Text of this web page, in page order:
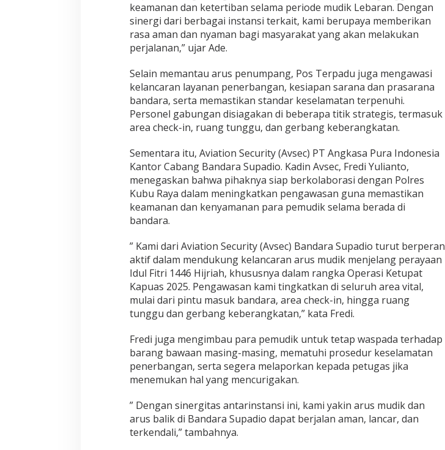
m
a
n
a
n
keamanan dan ketertiban selama periode mudik Lebaran. Dengan
sinergi dari berbagai instansi terkait, kami berupaya memberikan
rasa aman dan nyaman bagi masyarakat yang akan melakukan
perjalanan,” ujar Ade.
Selain memantau arus penumpang, Pos Terpadu juga mengawasi
kelancaran layanan penerbangan, kesiapan sarana dan prasarana
bandara, serta memastikan standar keselamatan terpenuhi.
Personel gabungan disiagakan di beberapa titik strategis, termasuk
area check-in, ruang tunggu, dan gerbang keberangkatan.
Sementara itu, Aviation Security (Avsec) PT Angkasa Pura Indonesia
Kantor Cabang Bandara Supadio. Kadin Avsec, Fredi Yulianto,
menegaskan bahwa pihaknya siap berkolaborasi dengan Polres
Kubu Raya dalam meningkatkan pengawasan guna memastikan
keamanan dan kenyamanan para pemudik selama berada di
bandara.
” Kami dari Aviation Security (Avsec) Bandara Supadio turut berperan
aktif dalam mendukung kelancaran arus mudik menjelang perayaan
Idul Fitri 1446 Hijriah, khususnya dalam rangka Operasi Ketupat
Kapuas 2025. Pengawasan kami tingkatkan di seluruh area vital,
mulai dari pintu masuk bandara, area check-in, hingga ruang
tunggu dan gerbang keberangkatan,” kata Fredi.
Fredi juga mengimbau para pemudik untuk tetap waspada terhadap
barang bawaan masing-masing, mematuhi prosedur keselamatan
penerbangan, serta segera melaporkan kepada petugas jika
menemukan hal yang mencurigakan.
” Dengan sinergitas antarinstansi ini, kami yakin arus mudik dan
arus balik di Bandara Supadio dapat berjalan aman, lancar, dan
terkendali,” tambahnya.